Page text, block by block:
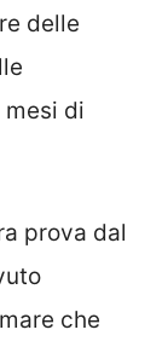
delle
mesi di
prova dal
che